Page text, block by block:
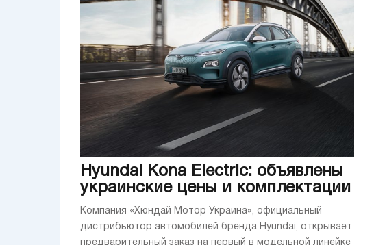
Hyundai Kona Electric: объявлены
украинские цены и комплектации
Компания «Хюндай Мотор Украина», официальный
дистрибьютор автомобилей бренда Hyundai, открывает
предварительный заказ на первый в модельной линейке